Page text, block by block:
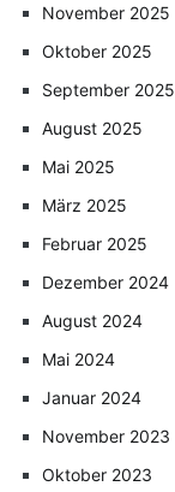
November 2025
Oktober 2025
September 2025
August 2025
Mai 2025
März 2025
Februar 2025
Dezember 2024
August 2024
Mai 2024
Januar 2024
November 2023
Oktober 2023